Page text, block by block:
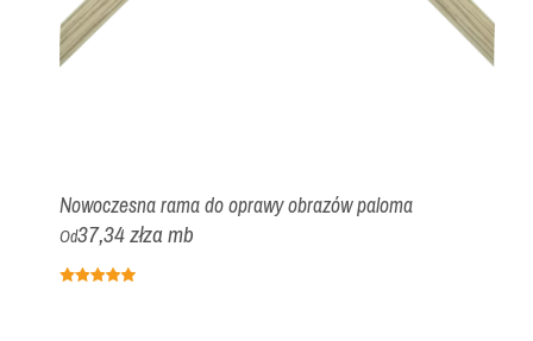
Nowoczesna rama do oprawy obrazów paloma
Od37,34 złza mb